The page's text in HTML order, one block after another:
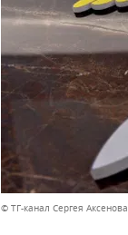
© ТГ-канал Сергея Аксенова